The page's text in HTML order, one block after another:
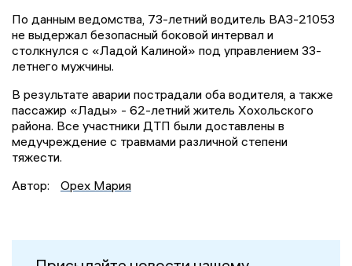
По данным ведомства, 73-летний водитель ВАЗ-21053
не выдержал безопасный боковой интервал и
столкнулся с «Ладой Калиной» под управлением 33-
летнего мужчины.
В результате аварии пострадали оба водителя, а также
пассажир «Лады» - 62-летний житель Хохольского
района. Все участники ДТП были доставлены в
медучреждение с травмами различной степени
тяжести.
Автор:
Орех Мария